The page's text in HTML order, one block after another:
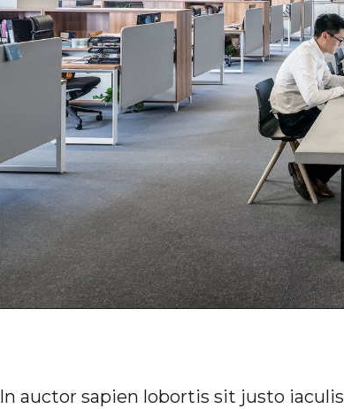
In auctor sapien lobortis sit justo